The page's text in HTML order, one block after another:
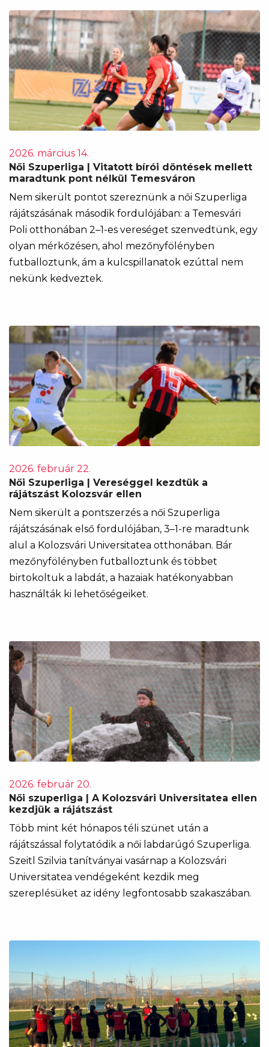
2026. március 14.
Női Szuperliga | Vitatott bírói döntések mellett
maradtunk pont nélkül Temesváron
Nem sikerült pontot szereznünk a női Szuperliga
rájátszásának második fordulójában: a Temesvári
Poli otthonában 2–1-es vereséget szenvedtünk, egy
olyan mérkőzésen, ahol mezőnyfölényben
futballoztunk, ám a kulcspillanatok ezúttal nem
nekünk kedveztek.
2026. február 22.
Női Szuperliga | Vereséggel kezdtük a
rájátszást Kolozsvár ellen
Nem sikerült a pontszerzés a női Szuperliga
rájátszásának első fordulójában, 3–1-re maradtunk
alul a Kolozsvári Universitatea otthonában. Bár
mezőnyfölényben futballoztunk és többet
birtokoltuk a labdát, a hazaiak hatékonyabban
használták ki lehetőségeiket.
2026. február 20.
Női szuperliga | A Kolozsvári Universitatea ellen
kezdjük a rájátszást
Több mint két hónapos téli szünet után a
rájátszással folytatódik a női labdarúgó Szuperliga.
Szeitl Szilvia tanítványai vasárnap a Kolozsvári
Universitatea vendégeként kezdik meg
szereplésüket az idény legfontosabb szakaszában.